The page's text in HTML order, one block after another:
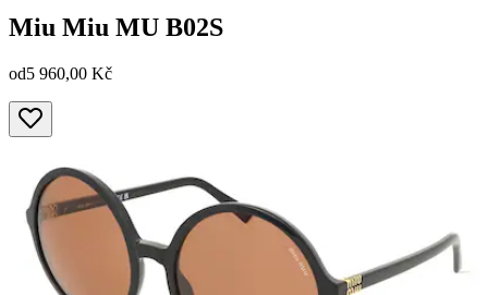
Miu Miu MU B02S
od5 960,00 Kč